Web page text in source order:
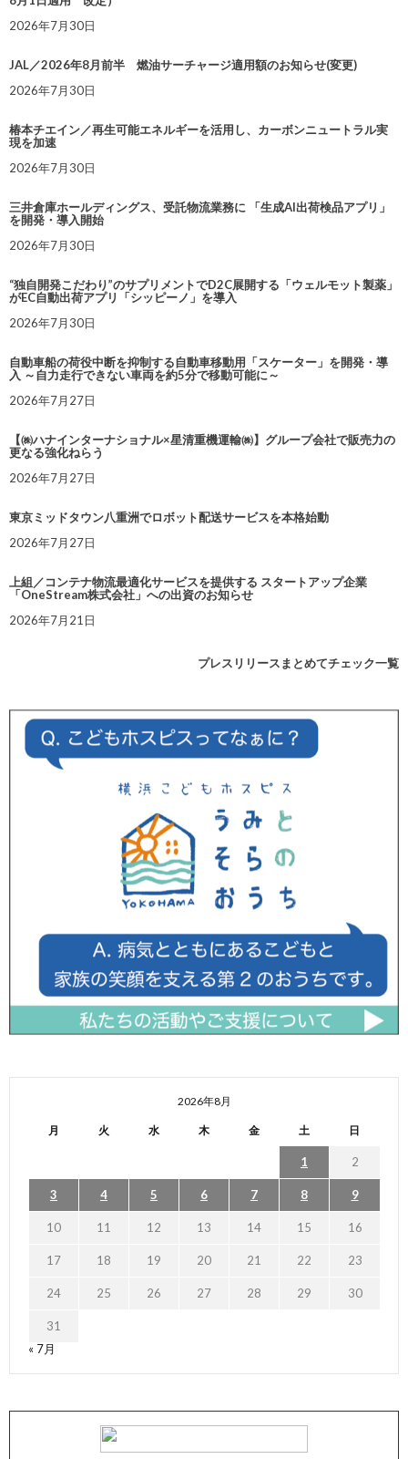
2026年7月30日
JAL／2026年8月前半 燃油サーチャージ適用額のお知らせ(変更)
2026年7月30日
椿本チエイン／再生可能エネルギーを活用し、カーボンニュートラル実
現を加速
2026年7月30日
三井倉庫ホールディングス、受託物流業務に 「生成AI出荷検品アプリ」
を開発・導入開始
2026年7月30日
“独自開発こだわり”のサプリメントでD2C展開する「ウェルモット製薬」
がEC自動出荷アプリ「シッピーノ」を導入
2026年7月30日
自動車船の荷役中断を抑制する自動車移動用「スケーター」を開発・導
入 ～自力走行できない車両を約5分で移動可能に～
2026年7月27日
【㈱ハナインターナショナル×星清重機運輸㈱】グループ会社で販売力の
更なる強化ねらう
2026年7月27日
東京ミッドタウン八重洲でロボット配送サービスを本格始動
2026年7月27日
上組／コンテナ物流最適化サービスを提供する スタートアップ企業
「OneStream株式会社」への出資のお知らせ
2026年7月21日
プレスリリースまとめてチェック一覧
2026年8月
月 火 水 木 金 土 日
1 2
3 4 5 6 7 8 9
10 11 12 13 14 15 16
17 18 19 20 21 22 23
24 25 26 27 28 29 30
31
« 7月